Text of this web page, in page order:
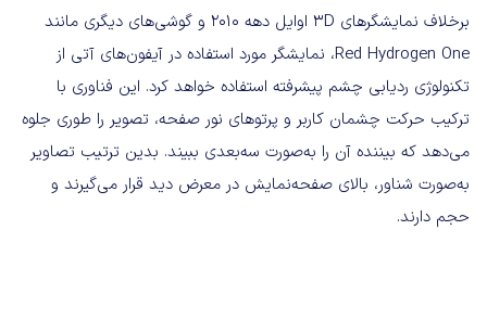
برخلاف نمایشگرهای 3D اوایل دهه ۲۰۱۰ و گوشی‌های دیگری مانند
Red Hydrogen One، نمایشگر مورد استفاده در آیفون‌های آتی از
تکنولوژی ردیابی چشم پیشرفته استفاده خواهد کرد. این فناوری با
ترکیب حرکت چشمان کاربر و پرتوهای نور صفحه، تصویر را طوری جلوه
می‌دهد که بیننده آن را به‌صورت سه‌بعدی ببیند. بدین ترتیب تصاویر
به‌صورت شناور، بالای صفحه‌نمایش در معرض دید قرار می‌گیرند و
حجم دارند.